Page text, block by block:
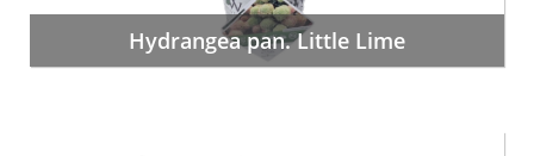
Hydrangea pan. Little Lime